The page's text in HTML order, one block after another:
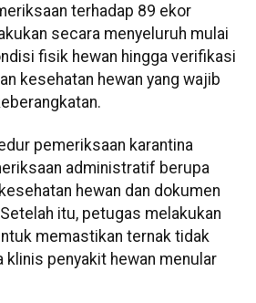
terhadap 89 ekor
secara menyeluruh mulai
fisik hewan hingga verifikasi
kesehatan hewan yang wajib
pemeriksaan karantina
administratif berupa
hewan dan dokumen
itu, petugas melakukan
memastikan ternak tidak
klinis penyakit hewan menular